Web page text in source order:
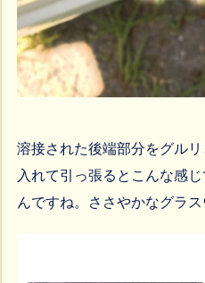
溶接された後端部分をグル
入れて引っ張るとこんな感
んですね。ささやかなグラス